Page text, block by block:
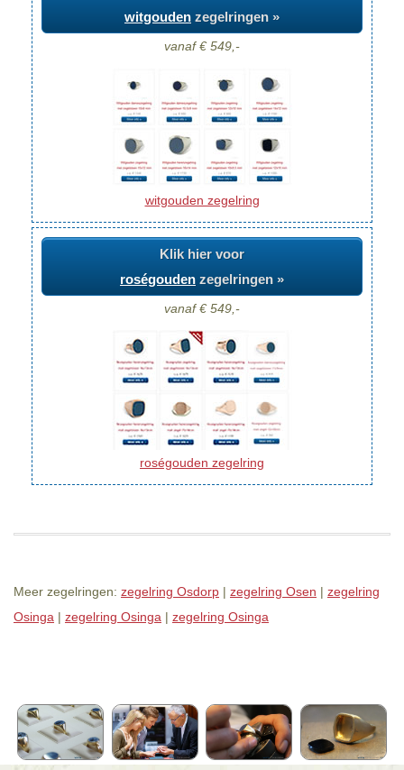
witgouden zegelringen »
vanaf € 549,-
witgouden zegelring
Klik hier voor
roségouden zegelringen »
vanaf € 549,-
roségouden zegelring
Meer zegelringen: zegelring Osdorp | zegelring Osen | zegelring
Osinga | zegelring Osinga | zegelring Osinga